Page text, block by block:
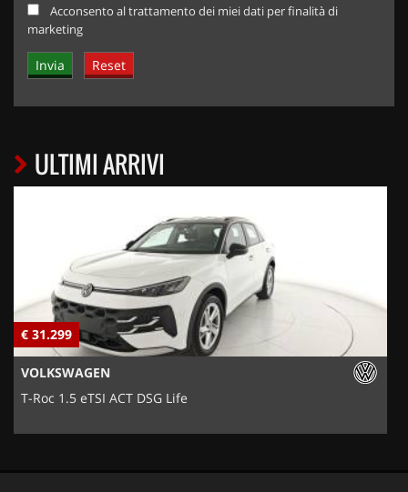
Acconsento al trattamento dei miei dati per finalità di
marketing
ULTIMI ARRIVI
€ 31.299
VOLKSWAGEN
T-Roc 1.5 eTSI ACT DSG Life